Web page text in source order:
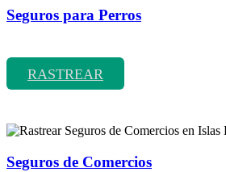
Seguros para Perros
RASTREAR
Seguros de Comercios